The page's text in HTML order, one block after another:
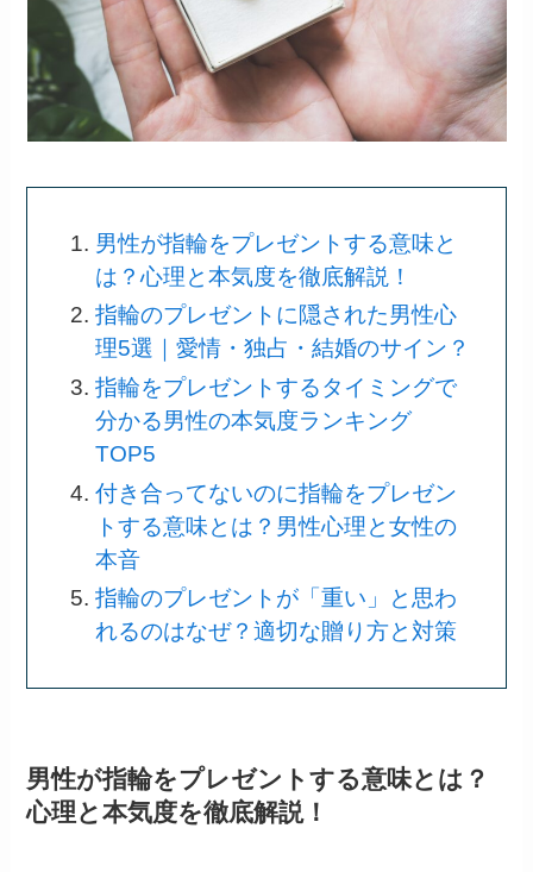
男性が指輪をプレゼントする意味と
は？心理と本気度を徹底解説！
指輪のプレゼントに隠された男性心
理5選｜愛情・独占・結婚のサイン？
指輪をプレゼントするタイミングで
分かる男性の本気度ランキング
TOP5
付き合ってないのに指輪をプレゼン
トする意味とは？男性心理と女性の
本音
指輪のプレゼントが「重い」と思わ
れるのはなぜ？適切な贈り方と対策
男性が指輪をプレゼントする意味とは？
心理と本気度を徹底解説！